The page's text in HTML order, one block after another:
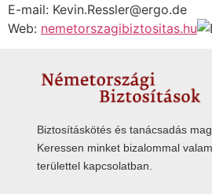
E-mail: Kevin.Ressler@ergo.de
Web: nemetorszagibiztositas.hu
Biztosításkötés és tanácsadás
Keressen minket bizalommal
területtel kapcsolatban.